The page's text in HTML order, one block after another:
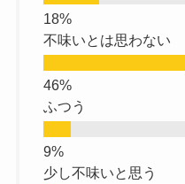
不味いとは思わない
ふつう
少し不味いと思う